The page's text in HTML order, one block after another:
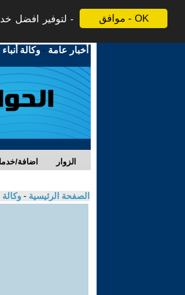
موافق - OK
لتوفير افضل
أخبار عامة -وكالة
اضافة/ الزوار
الصفحة الرئيسية - وكالة